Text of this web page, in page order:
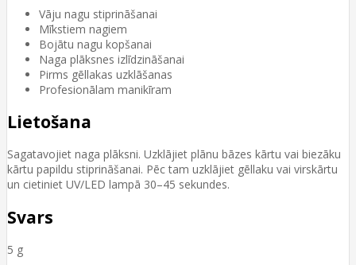
Vāju nagu stiprināšanai
Mīkstiem nagiem
Bojātu nagu kopšanai
Naga plāksnes izlīdzināšanai
Pirms gēllakas uzklāšanas
Profesionālam manikīram
Lietošana
Sagatavojiet naga plāksni. Uzklājiet plānu bāzes kārtu vai biezāku
kārtu papildu stiprināšanai. Pēc tam uzklājiet gēllaku vai virskārtu
un cietiniet UV/LED lampā 30–45 sekundes.
Svars
5 g